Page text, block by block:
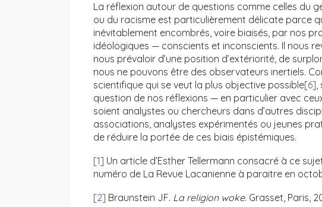
La réflexion autour de questions comme celles du
ou du racisme est particulièrement délicate parce
inévitablement encombrés, voire biaisés, par nos
idéologiques — conscients et inconscients. Il nous
nous prévaloir d’une position d’extériorité, de
nous ne pouvons être des observateurs inertiels.
scientifique qui se veut la plus objective possible[6],
question de nos réflexions — en particulier avec
soient analystes ou chercheurs dans d’autres
associations, analystes expérimentés ou jeunes
de réduire la portée de ces biais épistémiques.
[1] Un article d’Esther Tellermann consacré à ce
numéro de La Revue Lacanienne à paraitre en
[2] Braunstein JF. La religion woke. Grasset, Paris,